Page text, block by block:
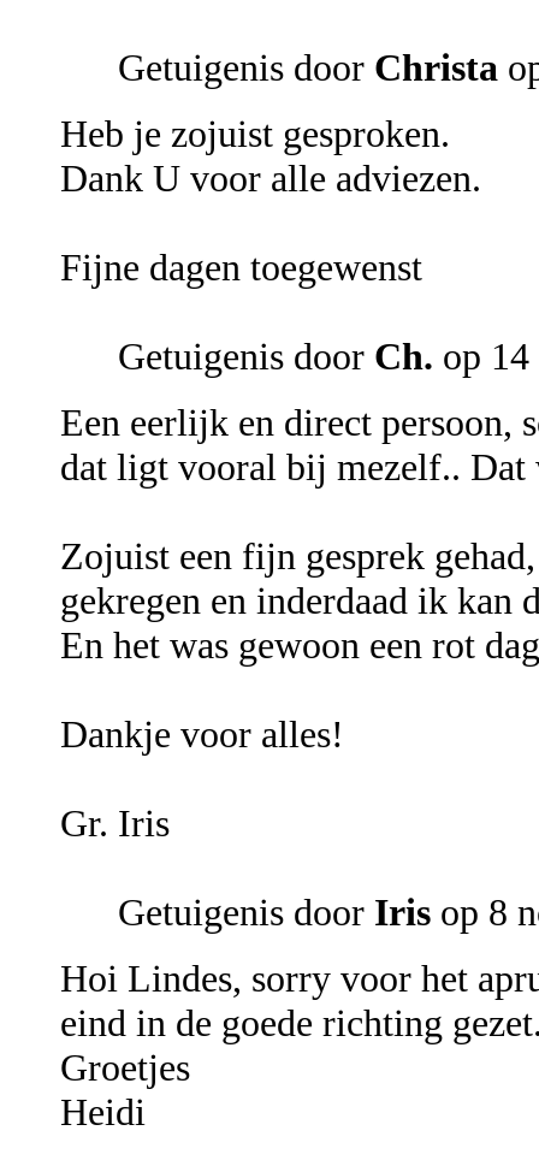
Getuigenis door Christa
Heb je zojuist gesproken.
Dank U voor alle adviezen.
Fijne dagen toegewenst
Getuigenis door Ch. op 14
Een eerlijk en direct persoon,
dat ligt vooral bij mezelf.. Dat
Zojuist een fijn gesprek
gekregen en inderdaad ik kan
En het was gewoon een rot
Dankje voor alles!
Gr. Iris
Getuigenis door Iris op 8
Hoi Lindes, sorry voor het
eind in de goede richting
Groetjes
Heidi